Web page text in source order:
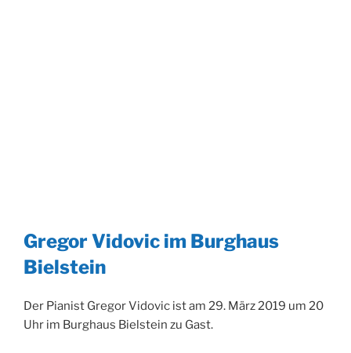
Gregor Vidovic im Burghaus
Bielstein
Der Pianist Gregor Vidovic ist am 29. März 2019 um 20
Uhr im Burghaus Bielstein zu Gast.